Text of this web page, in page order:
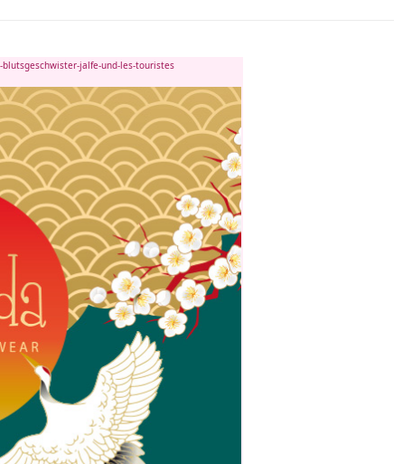
jalfe-und-les-touristes